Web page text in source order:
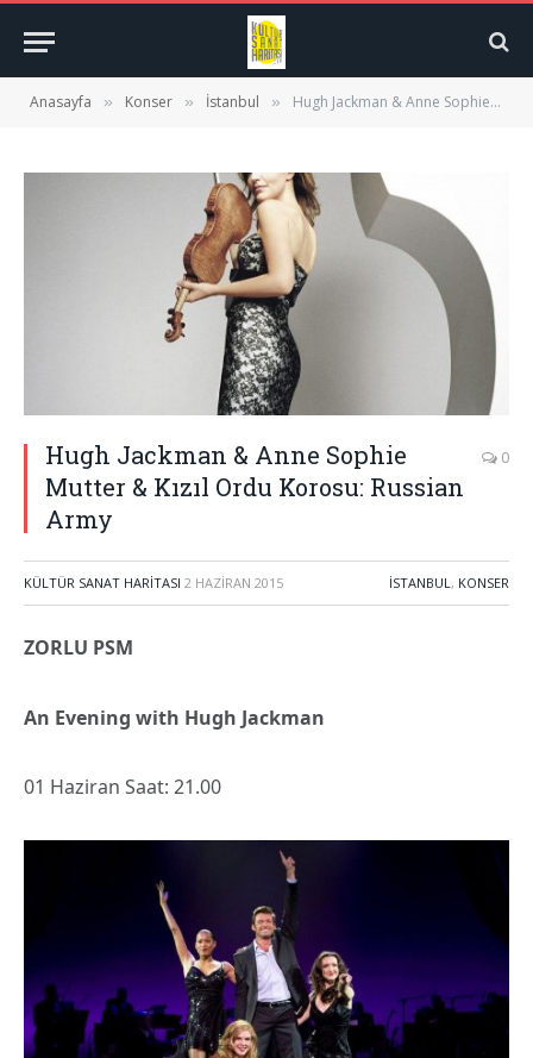
Anasayfa » Konser » İstanbul » Hugh Jackman & Anne Sophie Mutter & Kızıl Ordu Korosu: Russian Army
Hugh Jackman & Anne Sophie
Mutter & Kızıl Ordu Korosu: Russian
Army
0
KÜLTÜR SANAT HARITASI 2 HAZIRAN 2015 İSTANBUL, KONSER
ZORLU PSM
An Evening with Hugh Jackman
01 Haziran Saat: 21.00